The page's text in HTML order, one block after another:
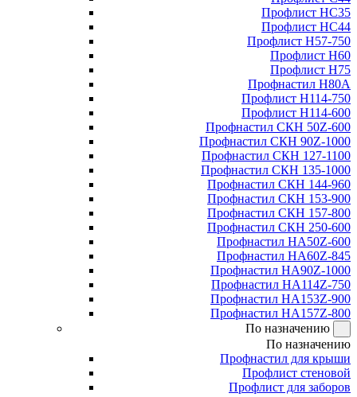
Профлист НС35
Профлист НС44
Профлист Н57-750
Профлист Н60
Профлист Н75
Профнастил Н80А
Профлист Н114-750
Профлист Н114-600
Профнастил СКН 50Z-600
Профнастил СКН 90Z-1000
Профнастил СКН 127-1100
Профнастил СКН 135-1000
Профнастил СКН 144-960
Профнастил СКН 153-900
Профнастил СКН 157-800
Профнастил СКН 250-600
Профнастил НА50Z-600
Профнастил НА60Z-845
Профнастил НА90Z-1000
Профнастил НА114Z-750
Профнастил НА153Z-900
Профнастил НА157Z-800
По назначению
По назначению
Профнастил для крыши
Профлист стеновой
Профлист для заборов